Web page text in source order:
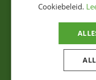
Cookiebeleid.